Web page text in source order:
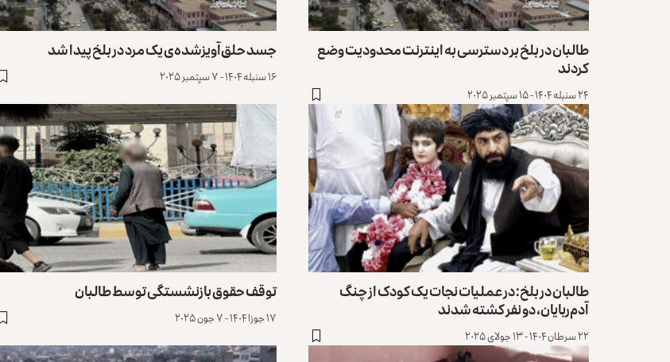
طالبان در بلخ بر دسترسی به اینترنت محدودیت وضع
کردند
۲۴ سنبله ۱۴۰۴ - ۱۵ سپتمبر ۲۰۲۵
جسد حلق‌آویزشده‌ی یک مرد در بلخ پیدا شد
۱۶ سنبله ۱۴۰۴ - ۷ سپتمبر ۲۰۲۵
طالبان در بلخ: در عملیات نجات یک کودک از چنگ
آدم‌ربایان، دو نفر کشته شدند
۲۲ سرطان ۱۴۰۴ - ۱۳ جولای ۲۰۲۵
توقف حقوق بازنشستگی توسط طالبان
۱۷ جوزا ۱۴۰۴ - ۷ جون ۲۰۲۵